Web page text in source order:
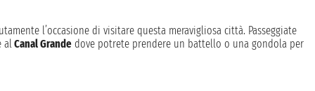
l’occasione di visitare questa meravigliosa città. Passeggiate
alCanal Grandedove potrete prendere un battello o una gondola per